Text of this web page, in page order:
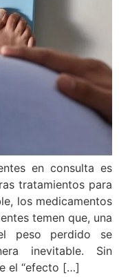
en consulta es
tratamientos para
los medicamentos
temen que, una
peso perdido se
inevitable. Sin
el “efecto […]